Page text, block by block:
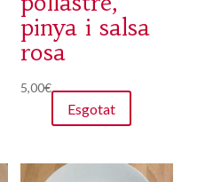
pinya i salsa
rosa
5,00€
Esgotat